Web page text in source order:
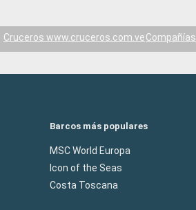
Cruceros www.cruceros.com.veCompañías
Barcos más populares
MSC World Europa
Icon of the Seas
Costa Toscana